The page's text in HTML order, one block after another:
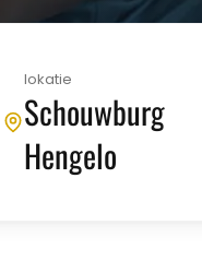
lokatie
Schouwburg
Hengelo